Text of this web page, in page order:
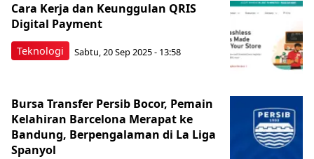
Teknologi
Cara Kerja dan Keunggulan QRIS
Digital Payment
Sabtu, 20 Sep 2025 - 13:58
Bursa Transfer Persib Bocor, Pemain
Kelahiran Barcelona Merapat ke
Bandung, Berpengalaman di La Liga
Spanyol